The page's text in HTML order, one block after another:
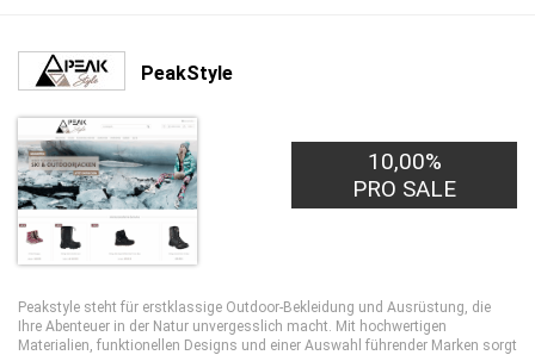
PeakStyle
10,00%
PRO SALE
Peakstyle steht für erstklassige Outdoor-Bekleidung und Ausrüstung, die
Ihre Abenteuer in der Natur unvergesslich macht. Mit hochwertigen
Materialien, funktionellen Designs und einer Auswahl führender Marken sorgt